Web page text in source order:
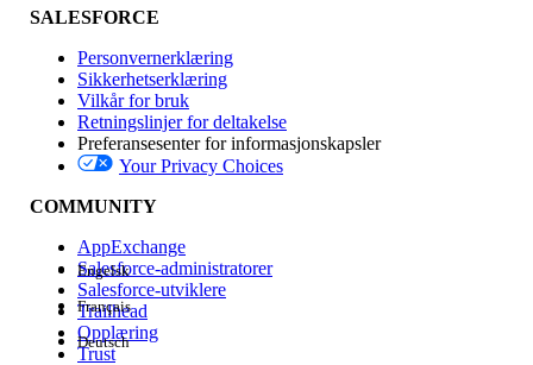
Funksjonsinnvirkning
Utgave
Erfaring
SALESFORCE
Personvernerklæring
Sikkerhetserklæring
Vilkår for bruk
Retningslinjer for deltakelse
Preferansesenter for informasjonskapsler
Your Privacy Choices
COMMUNITY
AppExchange
Salesforce-administratorer
Salesforce-utviklere
Trailhead
Opplæring
Trust
Engelsk
Français
Deutsch